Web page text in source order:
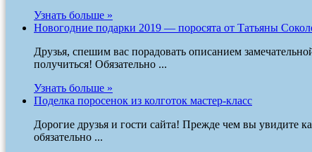
Узнать больше »
Новогодние подарки 2019 — поросята от Татьяны
Друзья, спешим вас порадовать описанием
получиться! Обязательно ...
Узнать больше »
Поделка поросенок из колготок мастер-класс
Дорогие друзья и гости сайта! Прежде чем вы
обязательно ...